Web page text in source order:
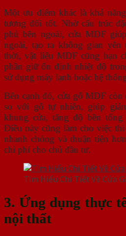
Một ưu điểm khác là khả
tương đối tốt. Nhờ cấu trúc
phủ bên ngoài, cửa MDF
ngoài, tạo ra không gian
thời, vật liệu MDF cũng hạn
phần giữ ổn định nhiệt độ
sử dụng máy lạnh hoặc hệ
Bên cạnh đó, cửa gỗ MDF
so với gỗ tự nhiên, giúp
khung cửa, tăng độ bền
Điều này cũng làm cho việc
nhanh chóng và thuận tiện
chi phí cho chủ đầu tư.
Tìm Hiểu Chi Tiết Về Cửa
3. Ứng dụng thực
nội thất